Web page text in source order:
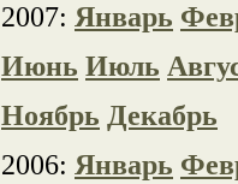
2007: Январь
Июнь Июль
Ноябрь Декабрь
2006: Январь